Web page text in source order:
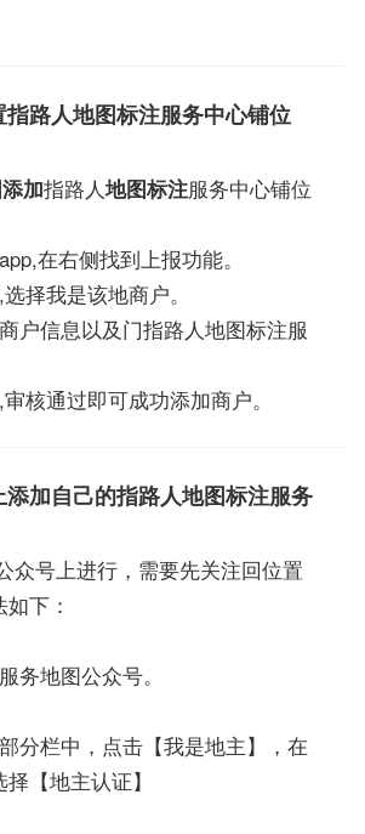
路人地图标注服务中心铺位
加指路人地图标注服务中心铺位
在右侧找到上报功能。
,选择我是该地商户。
户信息以及门指路人地图标注服
核通过即可成功添加商户。
加自己的指路人地图标注服务
众号上进行，需要先关注回位置
下：
务地图公众号。
分栏中，点击【我是地主】，在
【地主认证】